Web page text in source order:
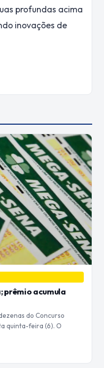
profundas acima
inovações de
prêmio acumula
do Concurso
quinta-feira (6). O